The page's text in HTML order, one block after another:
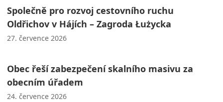
Společně pro rozvoj cestovního ruchu
Oldřichov v Hájích – Zagroda Łużycka
27. července 2026
Obec řeší zabezpečení skalního masivu za
obecním úřadem
24. července 2026